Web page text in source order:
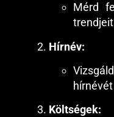
Mérd
Hírnév:
Költségek: